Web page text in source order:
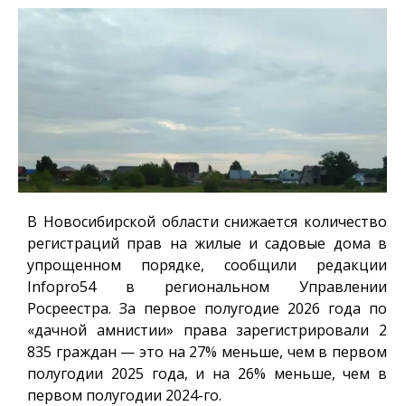
В Новосибирской области снижается количество
регистраций прав на жилые и садовые дома в
упрощенном порядке, сообщили редакции
Infopro54в региональном Управлении
Росреестра. За первое полугодие 2026 года по
«дачной амнистии» права зарегистрировали 2
835 граждан — это на 27% меньше, чем в первом
полугодии 2025 года, и на 26% меньше, чем в
первом полугодии 2024-го.